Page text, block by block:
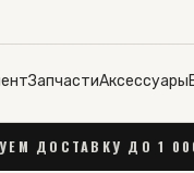
ЗапчастиАксессуары
ДО 1 000 ₽ ОТ 55